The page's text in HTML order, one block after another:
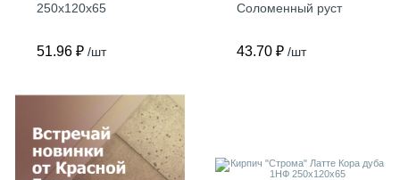
250х120х65
51.96 ₽ /шт
Соломенный руст
43.70 ₽ /шт